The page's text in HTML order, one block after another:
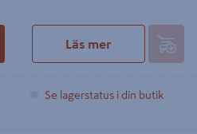
Läs mer
Se lagerstatus i din butik